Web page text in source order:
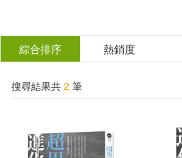
結
分類 (單選)
所有商品(2) 圖書(1)
電子書(1)
綜合排序 熱銷度
搜尋結果共 2 筆